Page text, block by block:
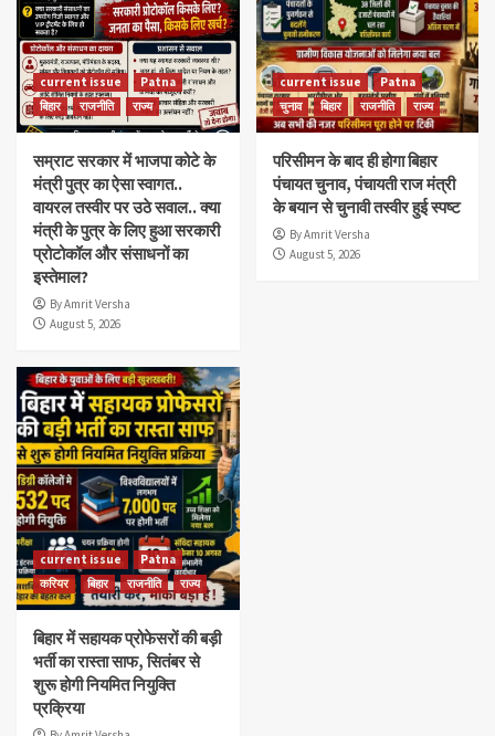
current issue
Patna
बिहार
राजनीति राज्य
सम्राट सरकार में भाजपा कोटे के
मंत्री पुत्र का ऐसा स्वागत..
वायरल तस्वीर पर उठे सवाल.. क्या
मंत्री के पुत्र के लिए हुआ सरकारी
प्रोटोकॉल और संसाधनों का
इस्तेमाल?
By Amrit Versha
August 5, 2026
current issue
Patna
चुनाव
बिहार राजनीति राज्य
परिसीमन के बाद ही होगा बिहार
पंचायत चुनाव, पंचायती राज मंत्री
के बयान से चुनावी तस्वीर हुई स्पष्ट
By Amrit Versha
August 5, 2026
current issue
Patna
करियर
बिहार राजनीति राज्य
बिहार में सहायक प्रोफेसरों की बड़ी
भर्ती का रास्ता साफ, सितंबर से
शुरू होगी नियमित नियुक्ति
प्रक्रिया